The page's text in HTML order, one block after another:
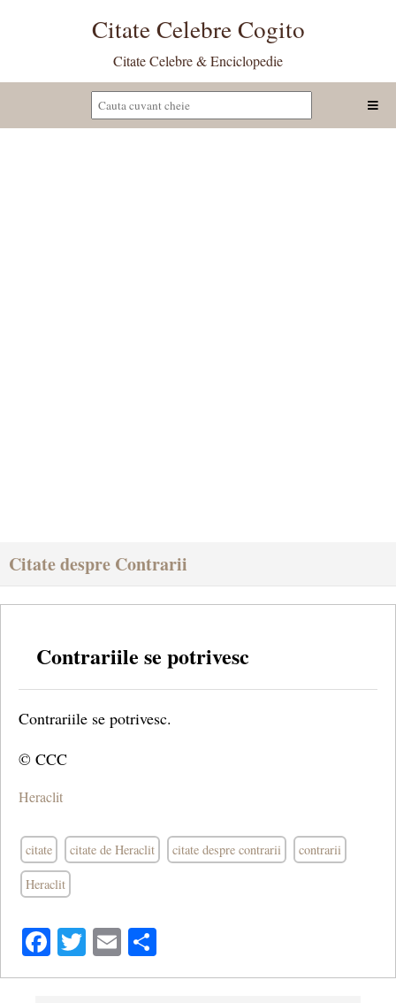
Citate Celebre Cogito
Citate Celebre & Enciclopedie
Citate despre Contrarii
Contrariile se potrivesc
Contrariile se potrivesc.
© CCC
Heraclit
citate citate de Heraclit citate despre contrarii contrarii
Heraclit
Facebook
Twitter
Email